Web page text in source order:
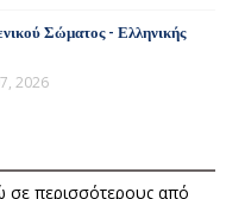
Σώματος - Ελληνικής
2026
σε περισσότερους από